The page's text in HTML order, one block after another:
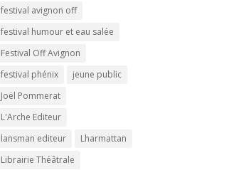
festival avignon off
festival humour et eau salée
Festival Off Avignon
festival phénix
jeune public
Joël Pommerat
L'Arche Editeur
lansman editeur
Lharmattan
Librairie Théâtrale